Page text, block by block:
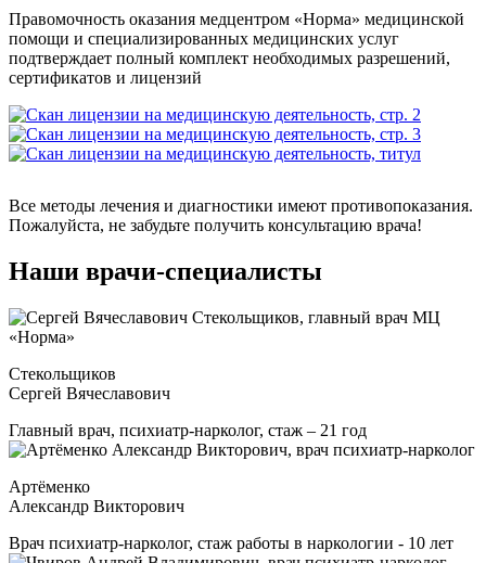
Правомочность оказания медцентром «Норма» медицинской
помощи и специализированных медицинских услуг
подтверждает полный комплект необходимых разрешений,
сертификатов и лицензий
Все методы лечения и диагностики имеют противопоказания.
Пожалуйста, не забудьте получить консультацию врача!
Наши врачи-специалисты
Стекольщиков
Сергей Вячеславович
Главный врач, психиатр-нарколог, стаж – 21 год
Артёменко
Александр Викторович
Врач психиатр-нарколог, стаж работы в наркологии - 10 лет